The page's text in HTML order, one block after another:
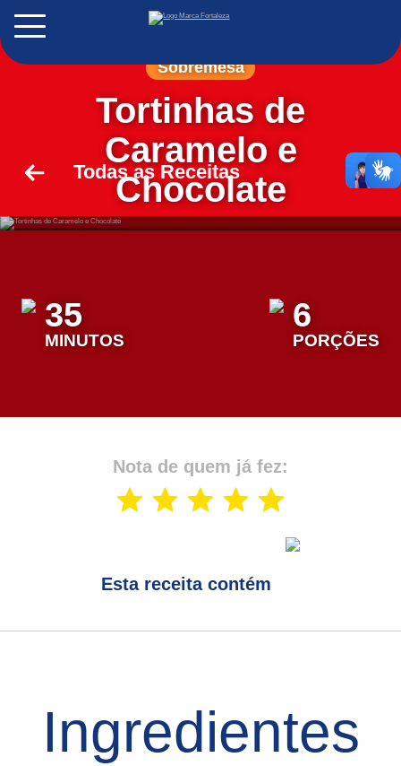
Todas as Receitas
Sobremesa
Tortinhas de
Caramelo e
Chocolate
35
MINUTOS
6
PORÇÕES
Nota de quem já fez:
Esta receita contém
Ingredientes